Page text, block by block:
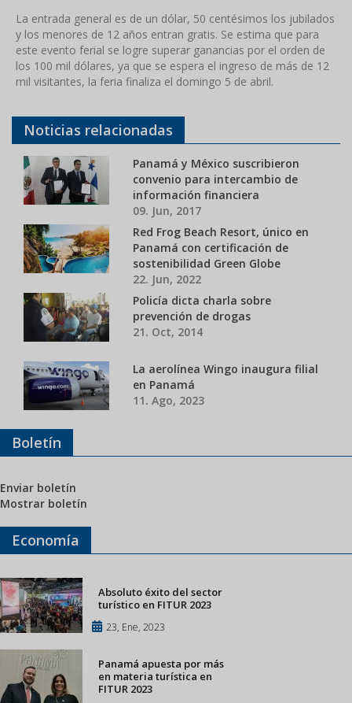
La entrada general es de un dólar, 50 centésimos los jubilados
y los menores de 12 años entran gratis. Se estima que para
este evento ferial se logre superar ganancias por el orden de
los 100 mil dólares, ya que se espera el ingreso de más de 12
mil visitantes, la feria finaliza el domingo 5 de abril.
Noticias relacionadas
Panamá y México suscribieron
convenio para intercambio de
información financiera
09. Jun, 2017
Red Frog Beach Resort, único en
Panamá con certificación de
sostenibilidad Green Globe
22. Jun, 2022
Policía dicta charla sobre
prevención de drogas
21. Oct, 2014
La aerolínea Wingo inaugura filial
en Panamá
11. Ago, 2023
Boletín
Enviar boletín
Mostrar boletín
Economía
Absoluto éxito del sector
turístico en FITUR 2023
23, Ene, 2023
Panamá apuesta por más
en materia turística en
FITUR 2023